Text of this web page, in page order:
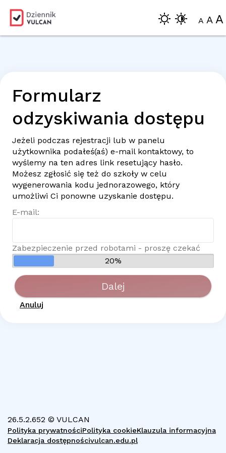
A A A
Formularz
odzyskiwania dostępu
Jeżeli podczas rejestracji lub w panelu
użytkownika podałeś(aś) e-mailkontaktowy, to
wyślemy na ten adres link resetujący hasło.
Możesz zgłosić się też do szkoły w celu
wygenerowania kodu jednorazowego, który
umożliwi Ci ponowne uzyskanie dostępu.
E-mail:
Zabezpieczenie przed robotami - proszę czekać
20%
Dalej
Anuluj
26.5.2.652 © VULCAN
Polityka prywatnościPolityka cookieKlauzula informacyjna
Deklaracja dostępnościvulcan.edu.pl